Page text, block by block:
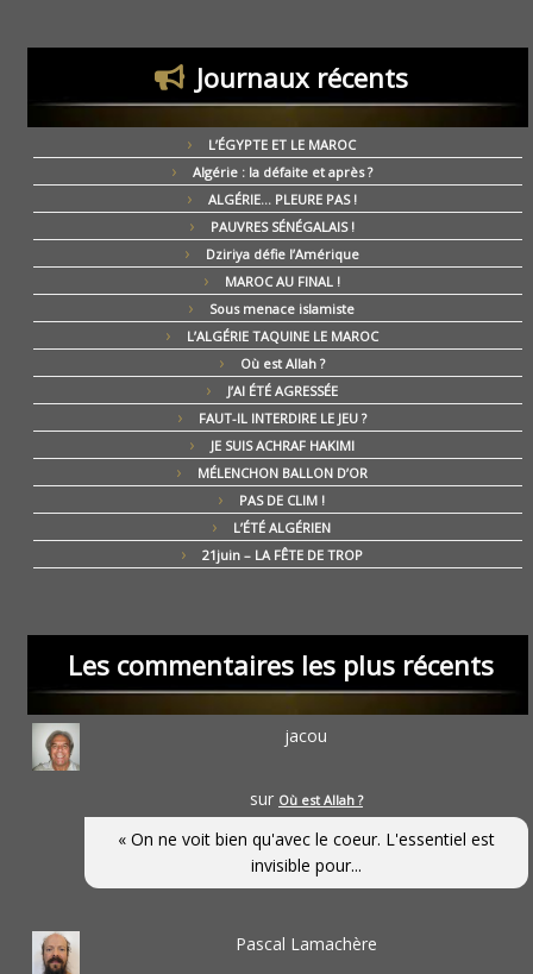
Journaux récents
L’ÉGYPTE ET LE MAROC
Algérie : la défaite et après ?
ALGÉRIE… PLEURE PAS !
PAUVRES SÉNÉGALAIS !
Dziriya défie l’Amérique
MAROC AU FINAL !
Sous menace islamiste
L’ALGÉRIE TAQUINE LE MAROC
Où est Allah ?
J’AI ÉTÉ AGRESSÉE
FAUT-IL INTERDIRE LE JEU ?
JE SUIS ACHRAF HAKIMI
MÉLENCHON BALLON D’OR
PAS DE CLIM !
L’ÉTÉ ALGÉRIEN
21juin – LA FÊTE DE TROP
Les commentaires les plus récents
jacou
sur Où est Allah ?
« On ne voit bien qu'avec le coeur. L'essentiel est
invisible pour...
Pascal Lamachère